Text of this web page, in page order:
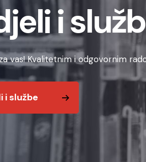
i
vas! Kvalitetnim i odgovornim
i službe